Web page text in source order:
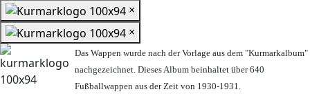
×
×
Das Wappen wurde nach der Vorlage aus dem "Kurmarkalbum"
nachgezeichnet. Dieses Album beinhaltet über 640
Fußballwappen aus der Zeit von 1930-1931.